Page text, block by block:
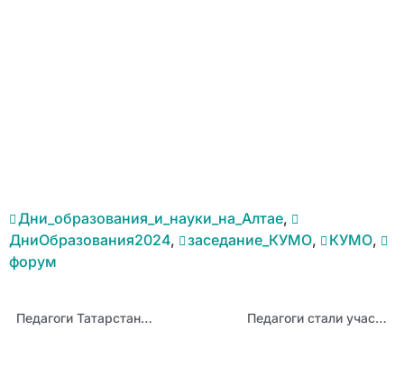
Дни_образования_и_науки_на_Алтае,
ДниОбразования2024, заседание_КУМО, КУМО,
форум
Педагоги Татарстана будут сотрудничать с АИРО Педагоги стали участниками стажерской практики по судейству шахматного соревнования